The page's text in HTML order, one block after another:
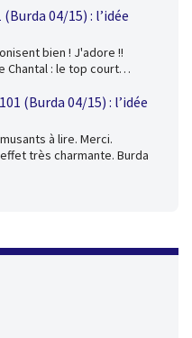
04/15) : l’idée
bien ! J'adore !!
Chantal : le top court…
(Burda 04/15) : l’idée
à lire. Merci.
très charmante. Burda